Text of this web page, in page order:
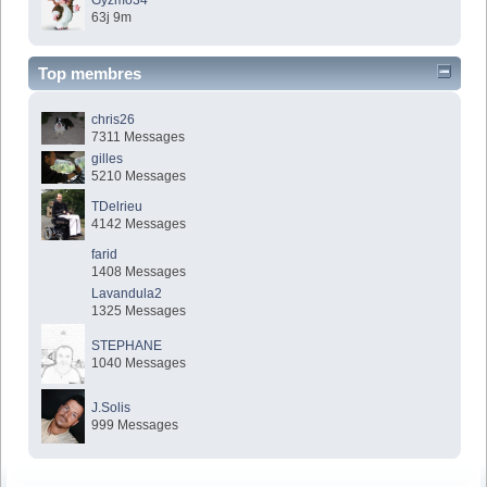
63j 9m
Top membres
chris26
7311 Messages
gilles
5210 Messages
TDelrieu
4142 Messages
farid
1408 Messages
Lavandula2
1325 Messages
STEPHANE
1040 Messages
J.Solis
999 Messages